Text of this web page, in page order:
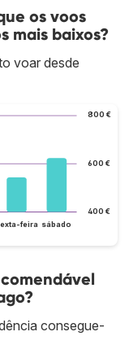
os voos
mais baixos?
voar desde
400 €
600 €
800 €
feira sábado
consegue-